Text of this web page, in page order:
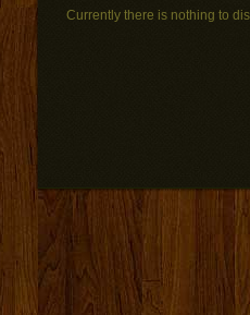
Currently there is nothing to